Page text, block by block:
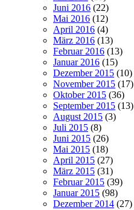
Juni 2016 (22)
Mai 2016 (12)
April 2016 (4)
März 2016 (13)
Februar 2016 (13)
Januar 2016 (15)
Dezember 2015 (10)
November 2015 (17)
Oktober 2015 (36)
September 2015 (13)
August 2015 (3)
Juli 2015 (8)
Juni 2015 (26)
Mai 2015 (18)
April 2015 (27)
März 2015 (31)
Februar 2015 (39)
Januar 2015 (98)
Dezember 2014 (27)